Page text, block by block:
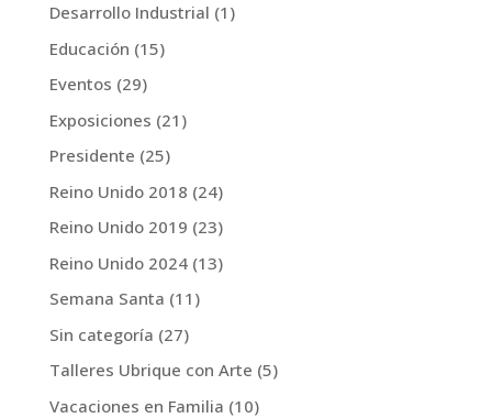
Desarrollo Industrial (1)
Educación (15)
Eventos (29)
Exposiciones (21)
Presidente (25)
Reino Unido 2018 (24)
Reino Unido 2019 (23)
Reino Unido 2024(13)
Semana Santa (11)
Sin categoría (27)
Talleres Ubrique con Arte (5)
Vacaciones en Familia (10)